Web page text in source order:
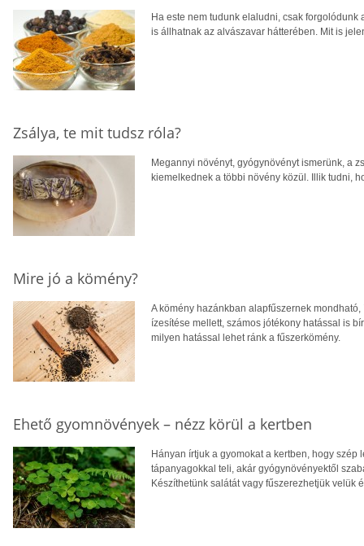
Ha este nem tudunk elaludni, csak
is állhatnak az alvászavar hátterében. Mit is
Zsálya, te mit tudsz róla?
Megannyi növényt, gyógynövényt ismerünk, a
kiemelkednek a többi növény közül. Illik tudni,
Mire jó a kömény?
A kömény hazánkban alapfűszernek
ízesítése mellett, számos jótékony hatással is
milyen hatással lehet ránk a fűszerkömény.
Ehető gyomnövények – nézz körül a kertben
Hányan írtjuk a gyomokat a kertben, hogy
tápanyagokkal teli, akár gyógynövényektől
Készíthetünk salátát vagy fűszerezhetjük velük